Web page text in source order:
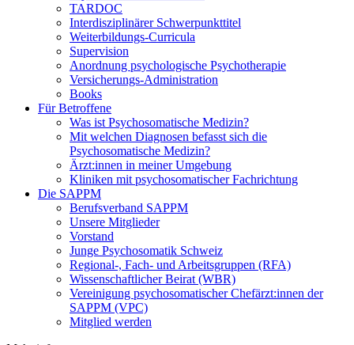
TARDOC
Interdisziplinärer Schwerpunkttitel
Weiterbildungs-Curricula
Supervision
Anordnung psychologische Psychotherapie
Versicherungs-Administration
Books
Für Betroffene
Was ist Psychosomatische Medizin?
Mit welchen Diagnosen befasst sich die
Psychosomatische Medizin?
Ärzt:innen in meiner Umgebung
Kliniken mit psychosomatischer Fachrichtung
Die SAPPM
Berufsverband SAPPM
Unsere Mitglieder
Vorstand
Junge Psychosomatik Schweiz
Regional-, Fach- und Arbeitsgruppen (RFA)
Wissenschaftlicher Beirat (WBR)
Vereinigung psychosomatischer Chefärzt:innen der
SAPPM (VPC)
Mitglied werden